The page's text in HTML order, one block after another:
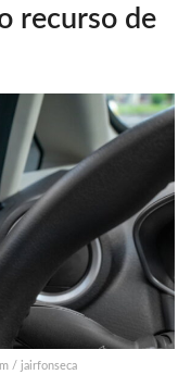
recurso de
/ jairfonseca